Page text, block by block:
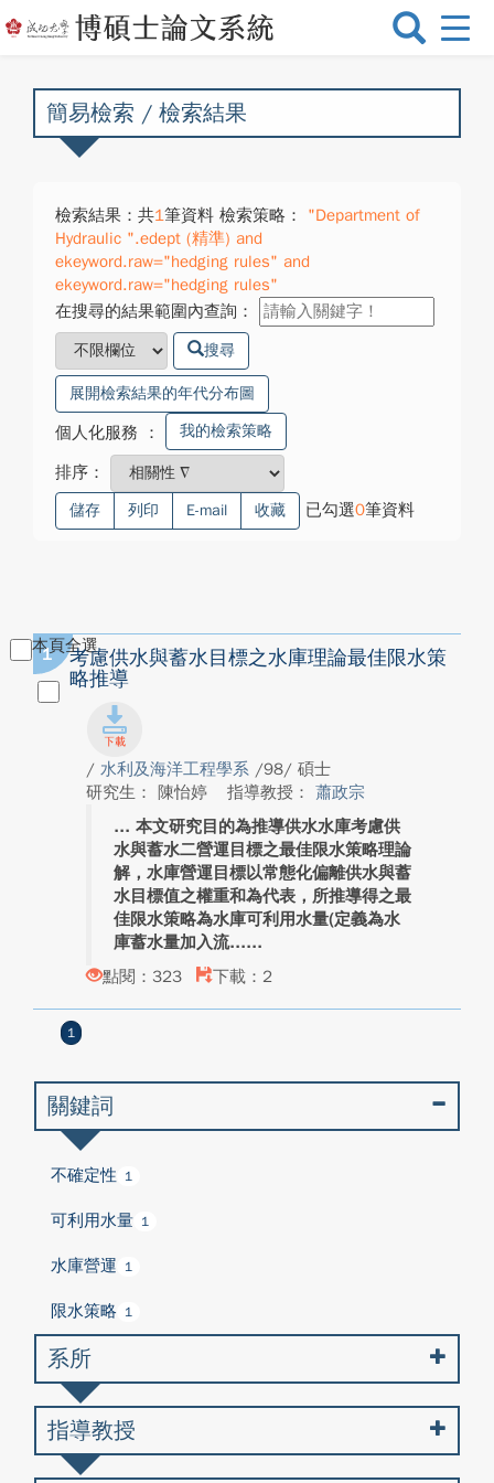
選
換
簡易檢索 / 檢索結果
檢索結果：共1筆資料 檢索策略：
"Department of
Hydraulic ".edept (精準) and
ekeyword.raw="hedging rules" and
ekeyword.raw="hedging rules"
在搜尋的結果範圍內查詢：
搜尋
展開檢索結果的年代分布圖
個人化服務 ： 我的檢索策略
排序：
儲存 列印 E-mail 收藏 已勾選0筆資料
本頁全選
1
考慮供水與蓄水目標之水庫理論最佳限水策
略推導
/ 水利及海洋工程學系 /98/ 碩士
研究生： 陳怡婷
指導教授： 蕭政宗
本文研究目的為推導供水水庫考慮供
水與蓄水二營運目標之最佳限水策略理論
解，水庫營運目標以常態化偏離供水與蓄
水目標值之權重和為代表，所推導得之最
佳限水策略為水庫可利用水量(定義為水
庫蓄水量加入流...
點閱：323
下載：2
1
關鍵詞
不確定性 1
可利用水量 1
水庫營運 1
限水策略 1
系所
指導教授